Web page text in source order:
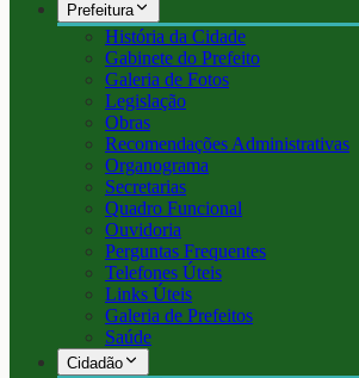
Prefeitura
História da Cidade
Gabinete do Prefeito
Galeria de Fotos
Legislação
Obras
Recomendações Administrativas
Organograma
Secretarias
Quadro Funcional
Ouvidoria
Perguntas Frequentes
Telefones Úteis
Links Úteis
Galeria de Prefeitos
Saúde
Cidadão